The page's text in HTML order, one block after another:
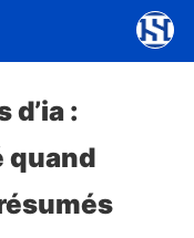
d’ia :
quand